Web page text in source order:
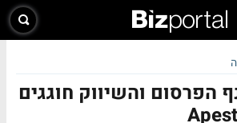
הפרסום והשיווק חוגגים